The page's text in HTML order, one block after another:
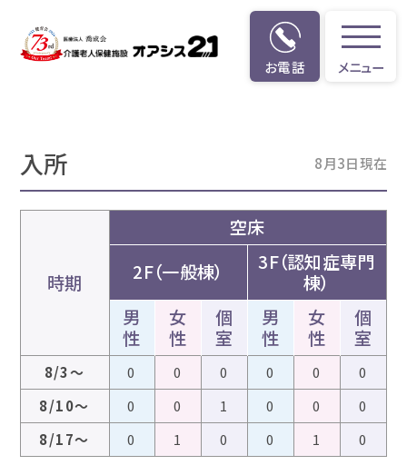
お電話 メニュー
入所 8月3日現在
時期
空床
2F（一般棟）
3F（認知症専門
棟）
男
性
女
性
個
室
男
性
女
性
個
室
8/3～ 0 0 0 0 0
0
8/10～
0 0 1 0 0
0
8/17～
0 1 0 0 1 0